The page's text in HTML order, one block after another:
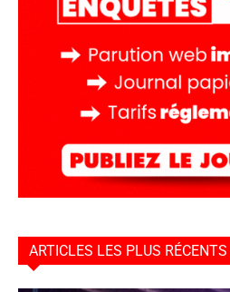
ARTICLES LES PLUS RÉCENTS